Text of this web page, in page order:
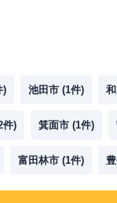
) 池田市 (1件)
件) 箕面市 (1件)
富田林市 (1件)